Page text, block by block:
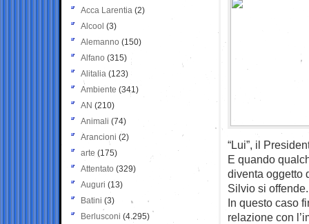
“Lui”, il
E quando
diventa oggetto
Silvio si
In questo caso
relazione con
Acca Larentia (2)
Alcool (3)
Alemanno (150)
Alfano (315)
Alitalia (123)
Ambiente (341)
AN (210)
Animali (74)
Arancioni (2)
arte (175)
Attentato (329)
Auguri (13)
Batini (3)
Berlusconi (4.295)